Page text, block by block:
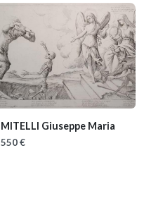
MITELLI Giuseppe Maria
550 €